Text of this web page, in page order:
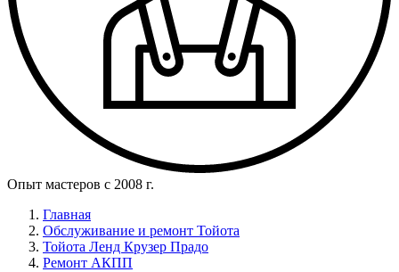
Опыт мастеров с 2008 г.
Главная
Обслуживание и ремонт Тойота
Тойота Ленд Крузер Прадо
Ремонт АКПП